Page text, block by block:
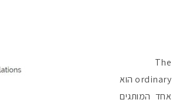
The
ordinary הוא
אחד המותגים